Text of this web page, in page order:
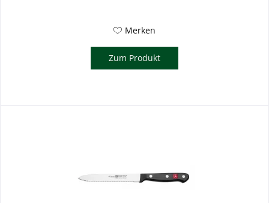
Merken
Zum Produkt